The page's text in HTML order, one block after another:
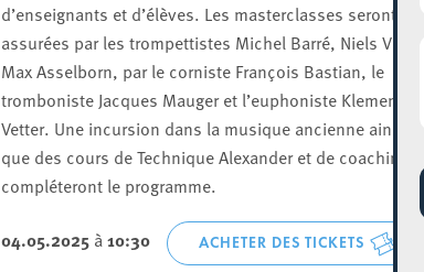
d’enseignants et d’élèves. Les masterclasses seront
assurées par les trompettistes Michel Barré, Niels Vind et
Max Asselborn, par le corniste François Bastian, le
tromboniste Jacques Mauger et l’euphoniste Klemens
Vetter. Une incursion dans la musique ancienne ainsi
que des cours de Technique Alexander et de coaching
compléteront le programme.
04.05.2025à 10:30 ACHETER DES TICKETS